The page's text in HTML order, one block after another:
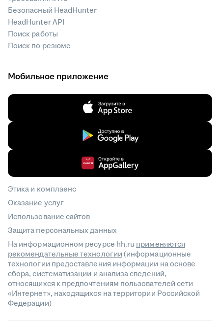
Безопасный HeadHunter
HeadHunter API
Поиск работы
Поиск по резюме
Мобильное приложение
Этика и комплаенс
Оказание услуг
Использование сайтов
Защита персональных данных
На информационном ресурсе hh.ru применяются
рекомендательные технологии(информационные
технологии предоставления информации на основе
сбора, систематизации и анализа сведений,
относящихся к предпочтениям пользователей сети
«Интернет», находящихся на территории Российской
Федерации)